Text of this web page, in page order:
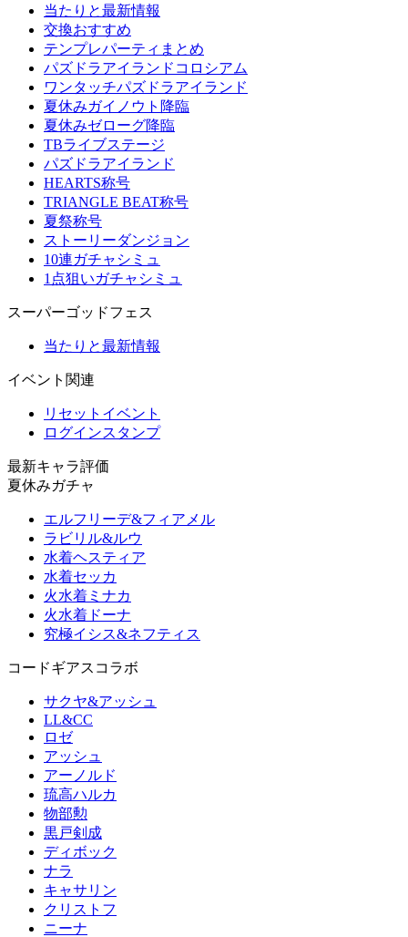
当たりと最新情報
交換おすすめ
テンプレパーティまとめ
パズドラアイランドコロシアム
ワンタッチパズドラアイランド
夏休みガイノウト降臨
夏休みゼローグ降臨
TBライブステージ
パズドラアイランド
HEARTS称号
TRIANGLE BEAT称号
夏祭称号
ストーリーダンジョン
10連ガチャシミュ
1点狙いガチャシミュ
スーパーゴッドフェス
当たりと最新情報
イベント関連
リセットイベント
ログインスタンプ
最新キャラ評価
夏休みガチャ
エルフリーデ&フィアメル
ラビリル&ルウ
水着ヘスティア
水着セッカ
火水着ミナカ
火水着ドーナ
究極イシス&ネフティス
コードギアスコラボ
サクヤ&アッシュ
LL&CC
ロゼ
アッシュ
アーノルド
琉高ハルカ
物部勲
黒戸剣成
ディボック
ナラ
キャサリン
クリストフ
ニーナ